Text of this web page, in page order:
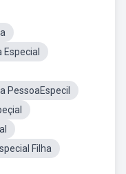
PessoaEspecil
Filha